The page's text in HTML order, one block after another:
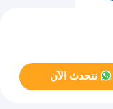
نتحدث الآن